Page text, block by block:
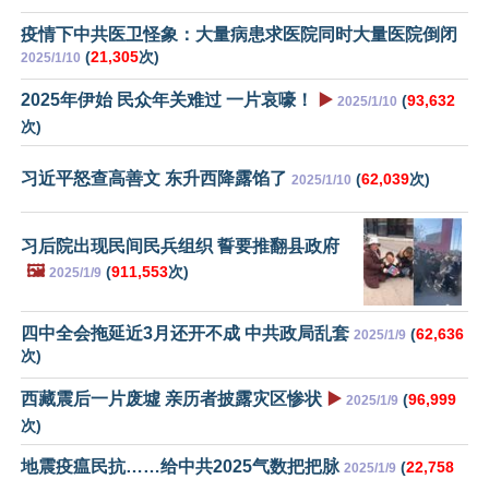
疫情下中共医卫怪象：大量病患求医院同时大量医院倒闭
2025/1/10 (21,305次)
2025年伊始 民众年关难过 一片哀嚎！ ▶️ 2025/1/10 (93,632
次)
习近平怒查高善文 东升西降露馅了 2025/1/10 (62,039次)
习后院出现民间民兵组织 誓要推翻县政府
🖼️ 2025/1/9 (911,553次)
四中全会拖延近3月还开不成 中共政局乱套 2025/1/9 (62,636
次)
西藏震后一片废墟 亲历者披露灾区惨状 ▶️ 2025/1/9 (96,999
次)
地震疫瘟民抗……给中共2025气数把把脉 2025/1/9 (22,758